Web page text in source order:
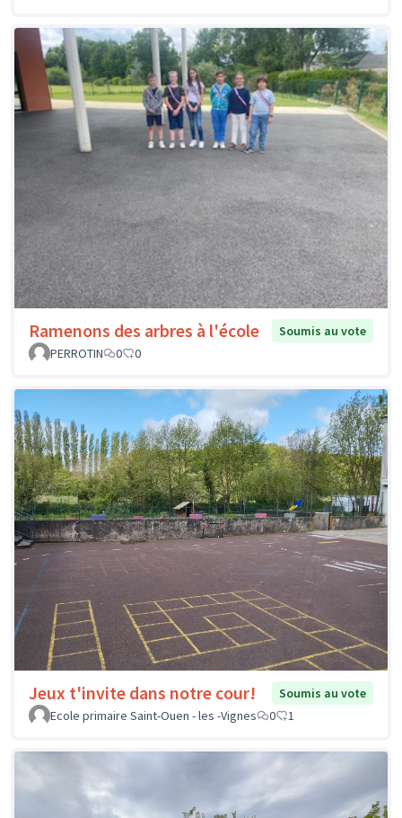
Ramenons des arbres à l'école
Soumis au vote
PERROTIN
0 0
Jeux t'invite dans notre cour!
Soumis au vote
Ecole primaire Saint-Ouen - les -Vignes
0 1